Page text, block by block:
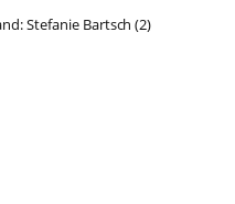
Stefanie Bartsch (2)